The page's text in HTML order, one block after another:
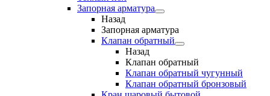
Запорная арматура
Назад
Запорная арматура
Клапан обратный
Назад
Клапан обратный
Клапан обратный чугунный
Клапан обратный бронзовый